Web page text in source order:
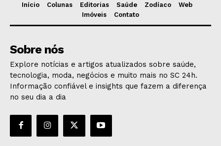
Início Colunas Editorias Saúde Zodíaco
Web
Imóveis
Contato
Sobre nós
Explore notícias e artigos atualizados sobre saúde,
tecnologia, moda, negócios e muito mais no SC 24h.
Informação confiável e insights que fazem a diferença
no seu dia a dia